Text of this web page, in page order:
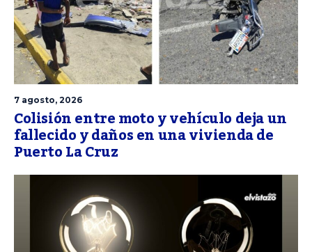
7 agosto, 2026
Colisión entre moto y vehículo deja un
fallecido y daños en una vivienda de
Puerto La Cruz